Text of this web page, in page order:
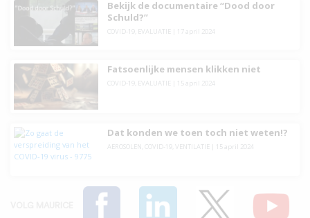
Bekijk de documentaire “Dood door
Schuld?”
COVID-19, EVALUATIE 17 april 2024
Fatsoenlijke mensen klikken niet
COVID-19, EVALUATIE 15 april 2024
Dat konden we toen toch niet weten!?
AEROSOLEN COVID-19, VENTILATIE 15 april 2024